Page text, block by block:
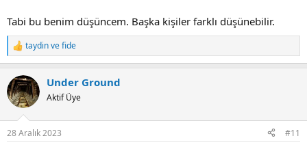
Tabi bu benim düşüncem. Başka kişiler farklı düşünebilir.
R
e
c
t
i
s
taydinvefide
Under Ground
Aktif Üye
28 Aralık 2023 #11